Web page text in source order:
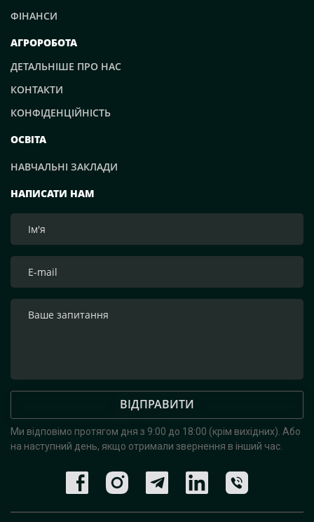
НАПИСАТИ НАМ
ВІДПРАВИТИ
Ми відповімо протягом дня з 9:00 до 18:00 (крім вихідних). Або
на наступний день, якщо отримали звернення в інший час.
ФІНАНСИ
АГРОРОБОТА
ДЕТАЛЬНІШЕ ПРО НАС
КОНТАКТИ
КОНФІДЕНЦІЙНІСТЬ
ОСВІТА
НАВЧАЛЬНІ ЗАКЛАДИ